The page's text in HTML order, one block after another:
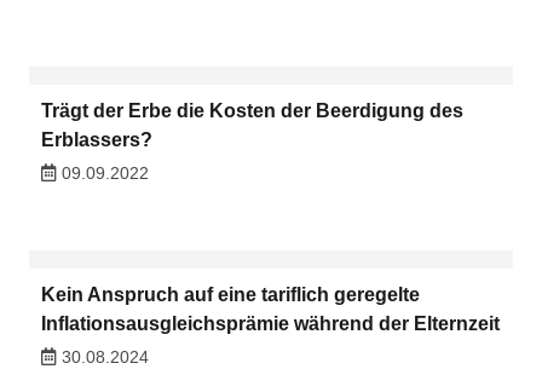
Trägt der Erbe die Kosten der Beerdigung des
Erblassers?
09.09.2022
Kein Anspruch auf eine tariflich geregelte
Inflationsausgleichsprämie während der Elternzeit
30.08.2024